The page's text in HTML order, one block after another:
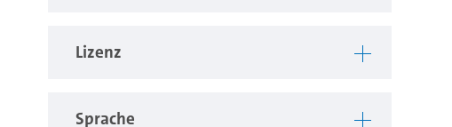
Lizenz
Sprache